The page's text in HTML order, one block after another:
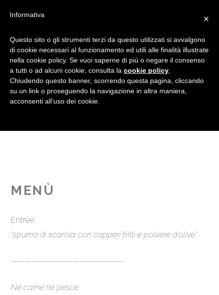
San Valentino 2016 – pranzo
& cena….
MENÙ
Entrèe
“spuma di scarola con capperi fritti e polvere d’olive”
————————————————–
Né carne né pesce
×
Informativa
Questo sito o gli strumenti terzi da questo utilizzati si avvalgono
di cookie necessari al funzionamento ed utili alle finalità illustrate
nella cookie policy. Se vuoi saperne di più o negare il consenso
a tutti o ad alcuni cookie, consulta la cookie policy
Chiudendo questo banner, scorrendo questa pagina, cliccando
su un link o proseguendo la navigazione in altra maniera,
acconsenti all’uso dei cookie.